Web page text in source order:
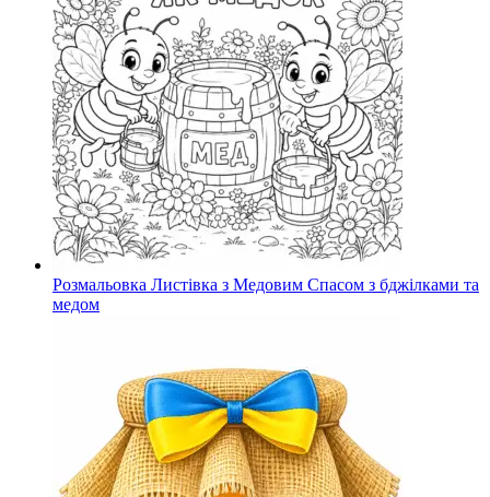
Розмальовка Листівка з Медовим Спасом з бджілками та
медом